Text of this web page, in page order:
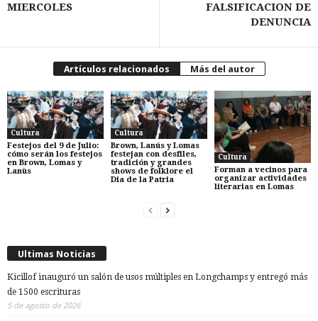
MIERCOLES
FALSIFICACION DE
DENUNCIA
Artículos relacionados Más del autor
Cultura
Festejos del 9 de Julio:
cómo serán los festejos
en Brown, Lomas y
Lanùs
Cultura
Brown, Lanús y Lomas
festejan con desfiles,
tradición y grandes
shows de folklore el
Dia de la Patria
Cultura
Forman a vecinos para
organizar actividades
literarias en Lomas
Ultimas Noticias
Kicillof inauguró un salón de usos múltiples en Longchamps y entregó más
de 1500 escrituras
5 de agosto de 2026